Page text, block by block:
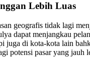
Lebih Luas
geografis tidak lagi
dapat menjangkau
juga di kota-kota lain
potensi pasar yang jauh